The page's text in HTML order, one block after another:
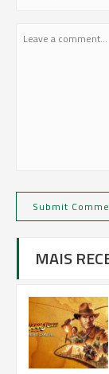
MAIS